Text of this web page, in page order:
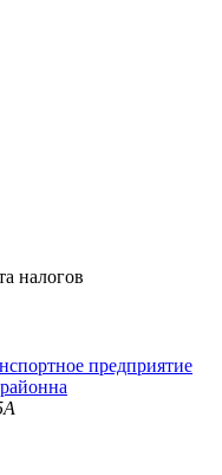
налогов
предприятие